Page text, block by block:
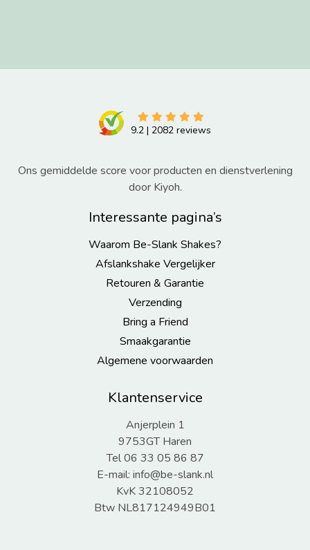
9.2 | 2082 reviews
Ons gemiddelde score voor producten en dienstverlening
door Kiyoh.
Interessante pagina’s
Waarom Be-Slank Shakes?
Afslankshake Vergelijker
Retouren & Garantie
Verzending
Bring a Friend
Smaakgarantie
Algemene voorwaarden
Klantenservice
Anjerplein 1
9753GT Haren
Tel 06 33 05 86 87
E-mail: info@be-slank.nl
KvK 32108052
Btw NL817124949B01